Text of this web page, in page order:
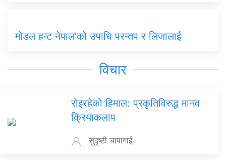
मोडल हन्ट नेपाल’को उपाधि परन्तप र लिजालाई
विचार
रोइरहेको हिमाल: प्रकृतिविरुद्ध मानव
क्रियाकलाप
सुदृष्टी चापागाई